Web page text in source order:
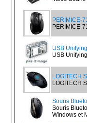
PERIMICE-
PERIMICE-
USB
USB
LOGITECH
LOGITECH
Souris
Souris
Windows et